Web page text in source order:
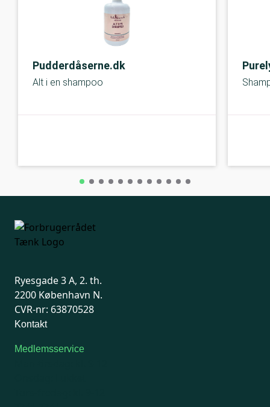
Pudderdåserne.dk
Alt i en shampoo
Ryesgade 3 A, 2. th.
2200 København N.
CVR-nr: 63870528
Kontakt
Medlemsservice